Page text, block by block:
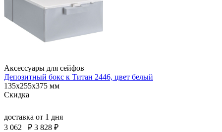
Аксессуары для сейфов
Депозитный бокс к Титан 2446, цвет белый
135x255x375 мм
Скидка
доставка от 1 дня
3 062
₽ 3 828 ₽